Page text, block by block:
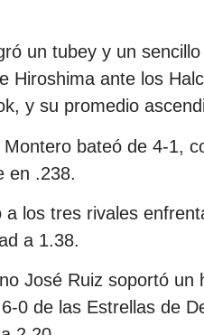
un tubey y un
Hiroshima ante los
y su promedio
bateó de 4-1,
en .238.
los tres rivales
a 1.38.
José Ruiz soportó un
0 de las Estrellas de